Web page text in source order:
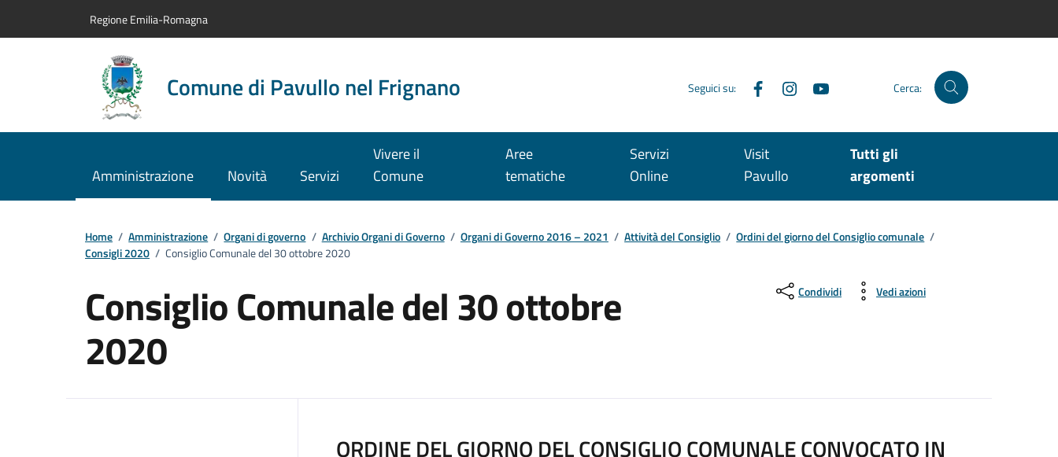
Regione Emilia-Romagna
Comune di Pavullo nel Frignano Seguici su: FacebookInstagram Cerca:
Amministrazione Novità Servizi
Vivere il
Comune
Aree
tematiche
Servizi
Online
Visit
Pavullo
Tutti gli
argomenti
Home / Amministrazione / Organi di governo / Archivio Organi di Governo / Organi di Governo 2016 – 2021 / Attività del Consiglio / Ordini del giorno del Consiglio comunale /
Consigli 2020 / Consiglio Comunale del 30 ottobre 2020
Consiglio Comunale del 30 ottobre
2020
Condividi Vedi azioni
ORDINE DEL GIORNO DEL CONSIGLIO COMUNALE CONVOCATO IN